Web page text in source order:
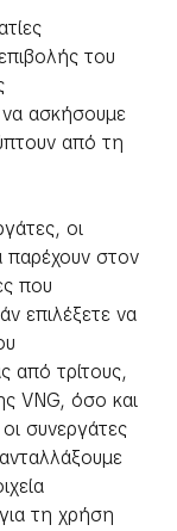
του
να ασκήσουμε
από τη
οι
παρέχουν στον
που
επιλέξετε να
από τρίτους,
VNG, όσο και
συνεργάτες
τη χρήση